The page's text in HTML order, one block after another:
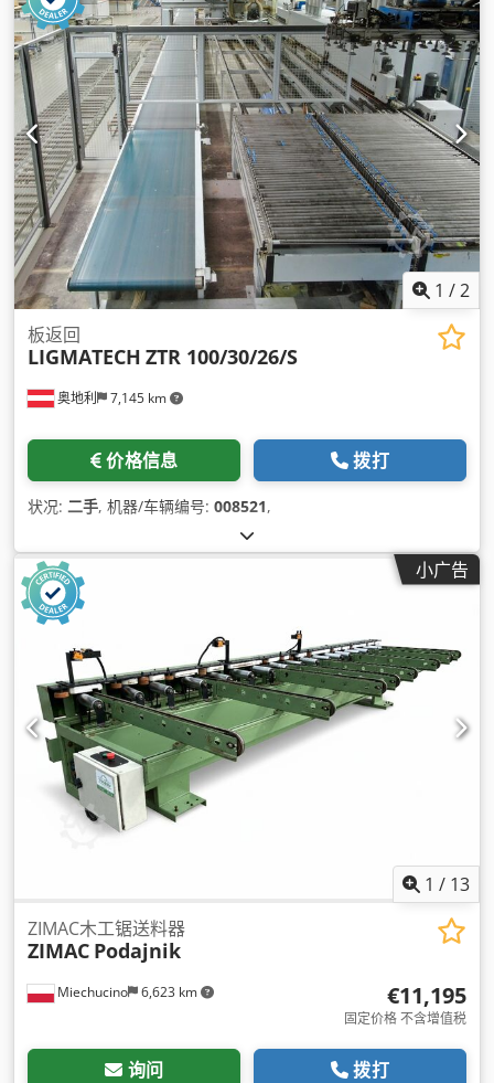
1 /2
奥地利 7,145 km
板返回
LIGMATECH ZTR 100/30/26/S
价格信息 拨打
状况: 二手, 机器/车辆编号: 008521,
小广告
1 / 13
Miechucino 6,623 km
ZIMAC木工锯送料器
ZIMAC Podajnik
€11,195
固定价格 不含增值税
询问 拨打